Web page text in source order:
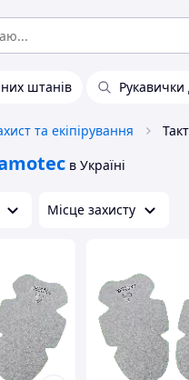
штанів
та екіпірування
в Україні
Місце захисту